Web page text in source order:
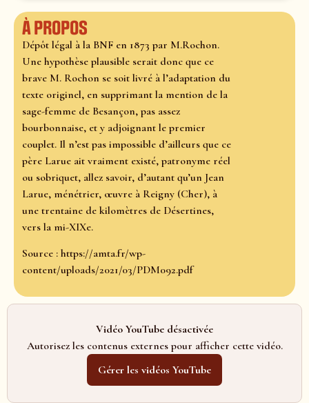
À propos
Dépôt légal à la BNF en 1873 par M.Rochon.
Une hypothèse plausible serait donc que ce
brave M. Rochon se soit livré à l’adaptation du
texte originel, en supprimant la mention de la
sage-femme de Besançon, pas assez
bourbonnaise, et y adjoignant le premier
couplet. Il n’est pas impossible d’ailleurs que ce
père Larue ait vraiment existé, patronyme réel
ou sobriquet, allez savoir, d’autant qu’un Jean
Larue, ménétrier, œuvre à Reigny (Cher), à
une trentaine de kilomètres de Désertines,
vers la mi-XIXe.
Source : https://amta.fr/wp-
content/uploads/2021/03/PDM092.pdf
Vidéo YouTube désactivée
Autorisez les contenus externes pour afficher cette vidéo.
Gérer les vidéos YouTube